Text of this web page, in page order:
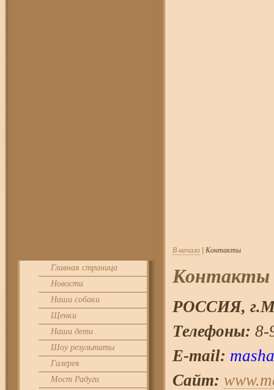
Главная страница
Новости
Наши собаки
Щенки
Наши дети
Шоу результаты
Галерея
Мост Радуги
В начало | Контакты
Контакты
РОССИЯ, г.
Телефоны: 8-
E-mail:
Сайт: